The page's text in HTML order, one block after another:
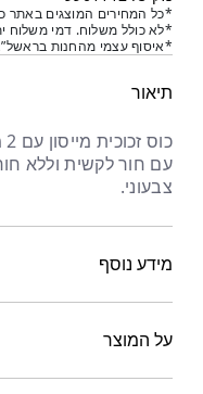
זכוכית
מייסון
עם
2
*כל המחירים המוצגים באתר
*לא כולל משלוח. דמי משלוח
*איסוף עצמי מהחנות
תיאור
עם חור לקשית וללא
צבעוני.
מידע נוסף
על המוצר